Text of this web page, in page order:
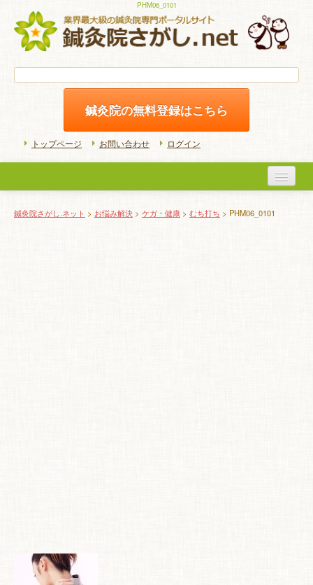
PHM06_0101
鍼灸院の無料登録はこちら
トップページ お問い合わせ ログイン
鍼灸院さがし.ネット > お悩み解決 > ケガ・健康 > むち打ち > PHM06_0101